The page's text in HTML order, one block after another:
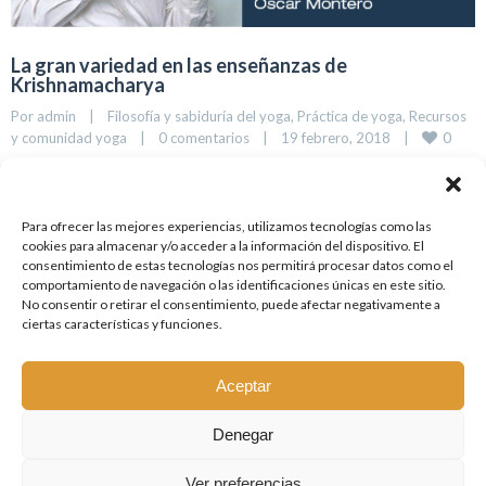
Para ofrecer las mejores experiencias, utilizamos tecnologías como las
cookies para almacenar y/o acceder a la información del dispositivo. El
consentimiento de estas tecnologías nos permitirá procesar datos como el
comportamiento de navegación o las identificaciones únicas en este sitio.
No consentir o retirar el consentimiento, puede afectar negativamente a
ciertas características y funciones.
Aceptar
Denegar
La gran variedad en las enseñanzas de
Krishnamacharya
Por admin | Filosofía y sabiduría del yoga, Práctica de yoga, Recursos
y comunidad yoga
| 0 comentarios | 19 febrero, 2018 | 0
Extensa entrevista a Srivatsa Ramaswami sobre la gran
LEER MÁS